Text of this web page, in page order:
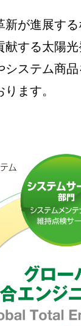
が進展す
献する太陽
ステム商
ます。